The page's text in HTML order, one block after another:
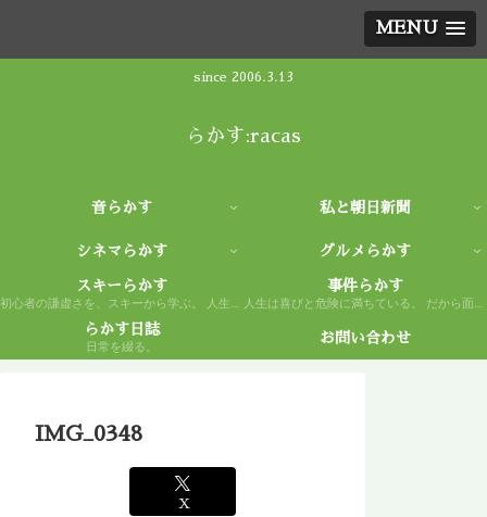
MENU
since 2006.3.13
らかす:racas
音らかす 私と朝日新聞
シネマらかす グルメらかす
スキーらかす
初心者の謙虚さを、スキーから学ぶ。 人生もまた然り。
事件らかす
人生は喜びと危険に満ちている。 だから面白い。
らかす日誌
日常を綴る。
お問い合わせ
IMG_0348
X